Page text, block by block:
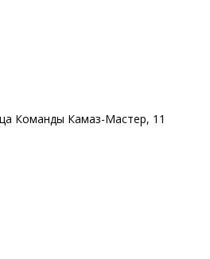
Команды Камаз-Мастер, 11